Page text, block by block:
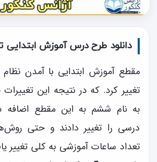
دانلود طرح درس آموزش ابتدایی
تغییر کرد. که در نتیجه این
به نام ششم به این مقطع اضافه
درسی را تغییر دادند و حتی
تعداد ساعات آموزشی به کلی تغییر